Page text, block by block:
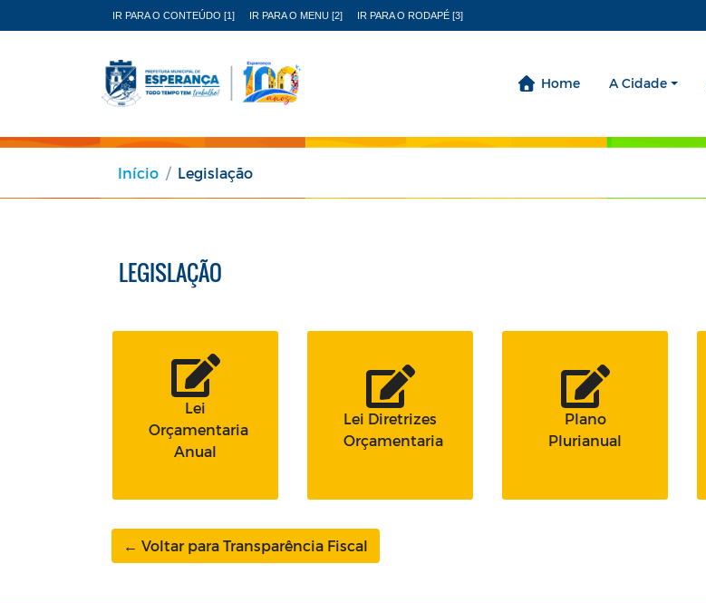
IR PARA O CONTEÚDO [1] IR PARA O MENU [2] IR PARA O RODAPÉ [3]
Home A Cidade
Início Legislação
LEGISLAÇÃO
Lei
Orçamentaria
Anual
Lei Diretrizes
Orçamentaria
Plano
Plurianual
← Voltar para Transparência Fiscal